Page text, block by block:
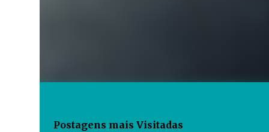
Postagens mais Visitadas